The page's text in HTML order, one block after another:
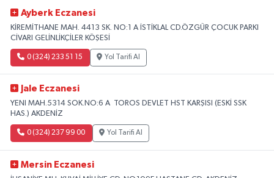
Ayberk Eczanesi
KİREMİTHANE MAH. 4413 SK. NO:1 A İSTİKLAL CD.ÖZGÜR ÇOCUK PARKI
CİVARI GELİNLİKÇİLER KÖŞESİ
0 (324) 233 51 15 Yol Tarifi Al
Jale Eczanesi
YENI MAH.5314 SOK.NO:6 A TOROS DEVLET HST KARŞISI (ESKİ SSK
HAS.) AKDENİZ
0 (324) 237 99 00 Yol Tarifi Al
Mersin Eczanesi